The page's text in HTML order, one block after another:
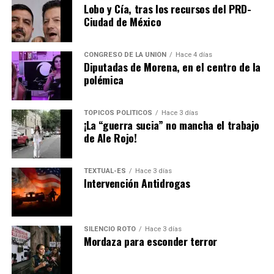
gestión y lo posicionó como una figura clave dentro del
aparato de seguridad nacional.
Es reconocido por liderar operativos contra grupos del
crimen organizado y estrategias de seguridad urbana.
Definitivamente Omar García Harfuch tiene todas las
cartas credenciales para ser el candidato morenista para
la Presidencia de la República en el 2030.
También hay autobuses que te llevan al Ángel de la
Independencia y a las centrales camioneras del Norte y
del Sur.
¿Tú ya usaste el nuevo Tren Suburbano con destino o
salida del Felipe Ángeles?
¿Te animarías a probarlo o prefieres llegar al
Ya había un antecedente: No olvidar lo que pasó en
Cabo San Lucas.
Lobo y Cía, tras los recursos del PRD-
Ciudad de México
CONGRESO DE LA UNIÓN Hace 4 días
Diputadas de Morena, en el centro de la
polémica
TÓPICOS POLÍTICOS Hace 3 días
¡La “guerra sucia” no mancha el trabajo
de Ale Rojo!
TEXTUAL-ES Hace 3 días
Intervención Antidrogas
SILENCIO ROTO Hace 3 días
Mordaza para esconder terror